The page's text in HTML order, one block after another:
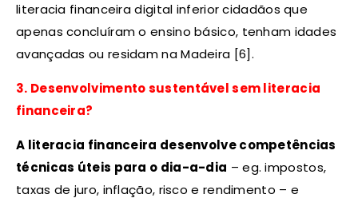
literacia financeira digital inferior cidadãos que
apenas concluíram o ensino básico, tenham idades
avançadas ou residam na Madeira [6].
3. Desenvolvimento sustentável sem literacia
financeira?
A literacia financeira desenvolve competências
técnicas úteis para o dia-a-dia – eg. impostos,
taxas de juro, inflação, risco e rendimento – e